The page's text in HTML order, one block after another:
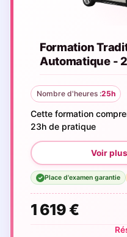
Formation
Automatique -
Nombre d'heures :25h
Cette formation
23h de pratique
✓ Place d'examen garantie
1 619 €